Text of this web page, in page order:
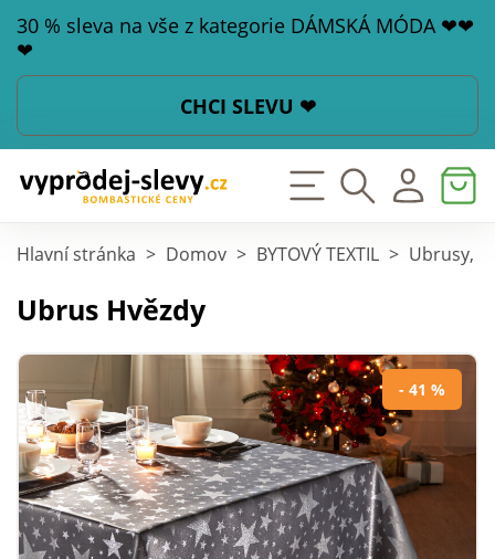
30 % sleva na vše z kategorie DÁMSKÁ MÓDA ❤❤
❤
CHCI SLEVU ❤
Hlavní stránka > Domov > BYTOVÝ TEXTIL > Ubrusy,
Ubrus Hvězdy
- 41 %